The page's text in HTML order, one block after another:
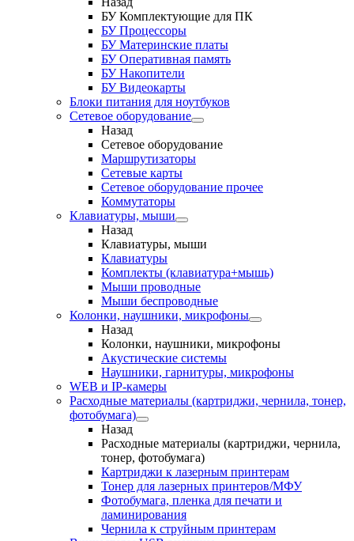
БУ Комплектующие для ПК
БУ Процессоры
БУ Материнские платы
БУ Оперативная память
БУ Накопители
БУ Видеокарты
Блоки питания для ноутбуков
Сетевое оборудование
Назад
Сетевое оборудование
Маршрутизаторы
Сетевые карты
Сетевое оборудование прочее
Коммутаторы
Клавиатуры, мыши
Назад
Клавиатуры, мыши
Клавиатуры
Комплекты (клавиатура+мышь)
Мыши проводные
Мыши беспроводные
Колонки, наушники, микрофоны
Назад
Колонки, наушники, микрофоны
Акустические системы
Наушники, гарнитуры, микрофоны
WEB и IP-камеры
Расходные материалы (картриджи, чернила, тонер,
фотобумага)
Назад
Расходные материалы (картриджи, чернила,
тонер, фотобумага)
Картриджи к лазерным принтерам
Тонер для лазерных принтеров/МФУ
Фотобумага, пленка для печати и
ламинирования
Чернила к струйным принтерам